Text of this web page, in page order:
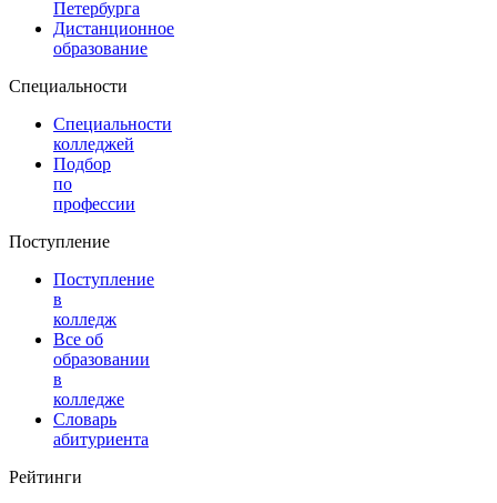
Петербурга
Дистанционное
образование
Специальности
Специальности
колледжей
Подбор
по
профессии
Поступление
Поступление
в
колледж
Все об
образовании
в
колледже
Словарь
абитуриента
Рейтинги